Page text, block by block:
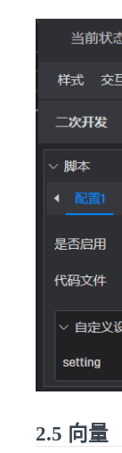
2.5 向量